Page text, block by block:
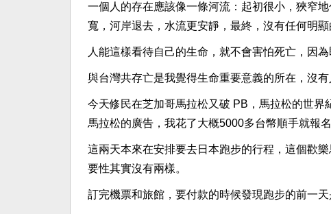
一個人的存在應該像一條河流：起初很小，狹窄
寬，河岸退去，水流更安靜，最終，沒有任何明
人能這樣看待自己的生命，就不會害怕死亡，因
與台灣共存亡是我覺得生命重要意義的所在，沒
今天修民在芝加哥馬拉松又破 PB，馬拉松的世
馬拉松的廣告，我花了大概5000多台幣順手就報名
這兩天本來在安排要去日本跑步的行程，這個歡
要性其實沒有兩樣。
訂完機票和旅館，要付款的時候發現跑步的前一